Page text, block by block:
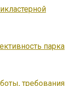
парка
требования